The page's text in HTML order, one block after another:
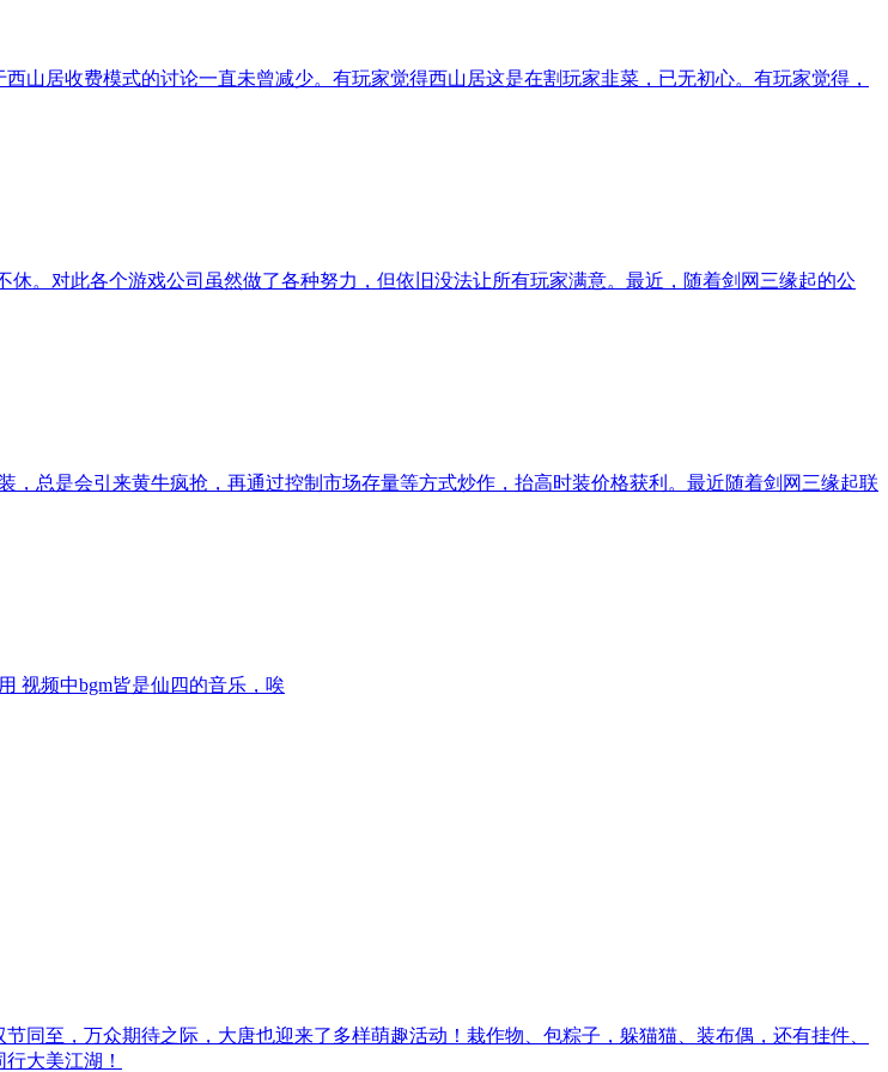
山居收费模式的讨论一直未曾减少。有玩家觉得西山居这是在割玩家韭菜，已无初心。有玩家觉得，
。对此各个游戏公司虽然做了各种努力，但依旧没法让所有玩家满意。最近，随着剑网三缘起的公
总是会引来黄牛疯抢，再通过控制市场存量等方式炒作，抬高时装价格获利。最近随着剑网三缘起联
视频中bgm皆是仙四的音乐，唉
同至，万众期待之际，大唐也迎来了多样萌趣活动！栽作物、包粽子，躲猫猫、装布偶，还有挂件、
大美江湖！